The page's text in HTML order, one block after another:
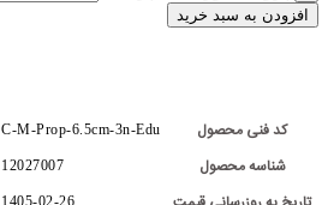
افزودن به سبد خرید
کد فنی محصول C-M-Prop-6.5cm-3n-Edu
شناسه محصول 12027007
1405-02-26